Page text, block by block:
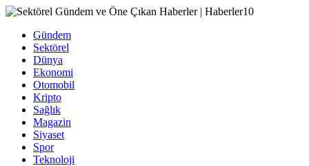
Gündem
Sektörel
Dünya
Ekonomi
Otomobil
Kripto
Sağlık
Magazin
Siyaset
Spor
Teknoloji